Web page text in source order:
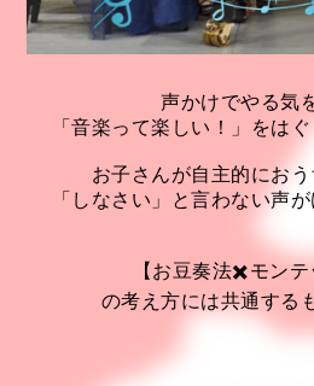
声かけでやる気
「音楽って楽しい！」をは
お子さんが自主的にお
「しなさい」と言わない声
【お豆奏法✖️モンテ
の考え方には共通する